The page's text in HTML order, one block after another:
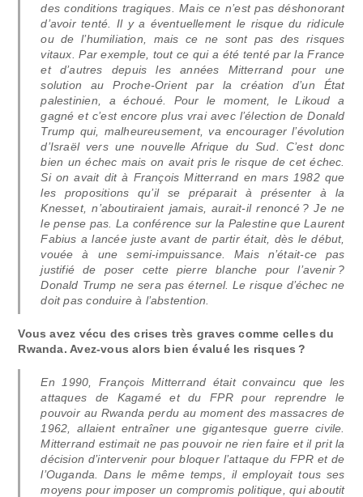
des conditions tragiques. Mais ce n’est pas déshonorant
d’avoir tenté. Il y a éventuellement le risque du ridicule
ou de l’humiliation, mais ce ne sont pas des risques
vitaux. Par exemple, tout ce qui a été tenté par la France
et d’autres depuis les années Mitterrand pour une
solution au Proche-Orient par la création d’un État
palestinien, a échoué. Pour le moment, le Likoud a
gagné et c’est encore plus vrai avec l’élection de Donald
Trump qui, malheureusement, va encourager l’évolution
d’Israël vers une nouvelle Afrique du Sud. C’est donc
bien un échec mais on avait pris le risque de cet échec.
Si on avait dit à François Mitterrand en mars 1982 que
les propositions qu’il se préparait à présenter à la
Knesset, n’aboutiraient jamais, aurait-il renoncé ? Je ne
le pense pas. La conférence sur la Palestine que Laurent
Fabius a lancée juste avant de partir était, dès le début,
vouée à une semi-impuissance. Mais n’était-ce pas
justifié de poser cette pierre blanche pour l’avenir ?
Donald Trump ne sera pas éternel. Le risque d’échec ne
doit pas conduire à l’abstention.
Vous avez vécu des crises très graves comme celles du
Rwanda. Avez-vous alors bien évalué les risques ?
En 1990, François Mitterrand était convaincu que les
attaques de Kagamé et du FPR pour reprendre le
pouvoir au Rwanda perdu au moment des massacres de
1962, allaient entraîner une gigantesque guerre civile.
Mitterrand estimait ne pas pouvoir ne rien faire et il prit la
décision d’intervenir pour bloquer l’attaque du FPR et de
l’Ouganda. Dans le même temps, il employait tous ses
moyens pour imposer un compromis politique, qui aboutit